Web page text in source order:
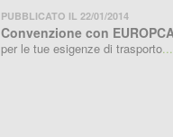
PUBBLICATO IL 22/01/2014
Convenzione con
per le tue esigenze di trasporto